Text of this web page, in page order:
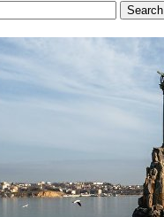
Search